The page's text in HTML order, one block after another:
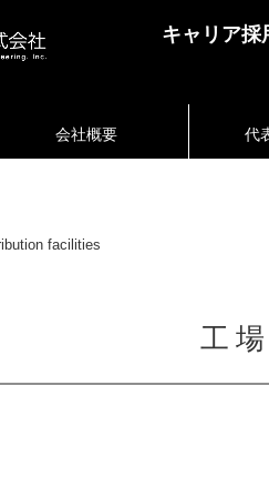
キャリア
会社概要 代
facilities
工